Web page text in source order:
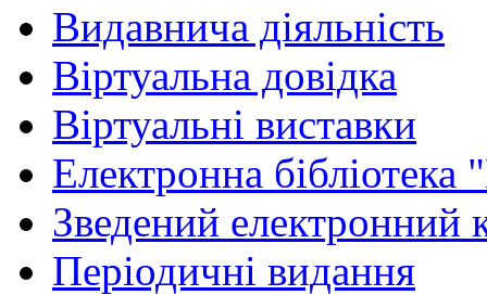
Видавнича діяльність
Віртуальна довідка
Віртуальні виставки
Електронна
Зведений електронний
Періодичні видання